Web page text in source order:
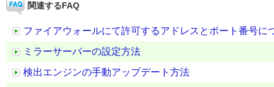
関連するFAQ
ファイアウォールにて許可するアドレスとポート番号に
ミラーサーバーの設定方法
検出エンジンの手動アップデート方法